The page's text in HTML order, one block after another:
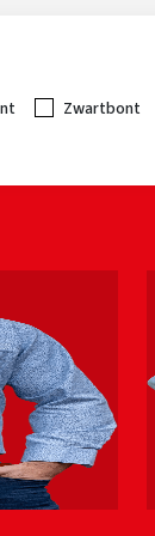
Zwartbont